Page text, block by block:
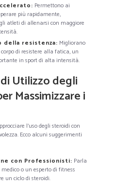
Permettono ai
più rapidamente,
atleti di allenarsi con maggiore
della resistenza: Migliorano
di resistere alla fatica, un
in sport di alta intensità.
Utilizzo degli
Massimizzare i
l’uso degli steroidi con
Ecco alcuni suggerimenti
con Professionisti: Parla
o un esperto di fitness
un ciclo di steroidi.